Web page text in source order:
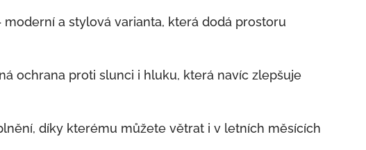
moderní a stylová varianta, která dodá prostoru
ochrana proti slunci i hluku, která navíc zlepšuje
díky kterému můžete větrat i v letních měsících